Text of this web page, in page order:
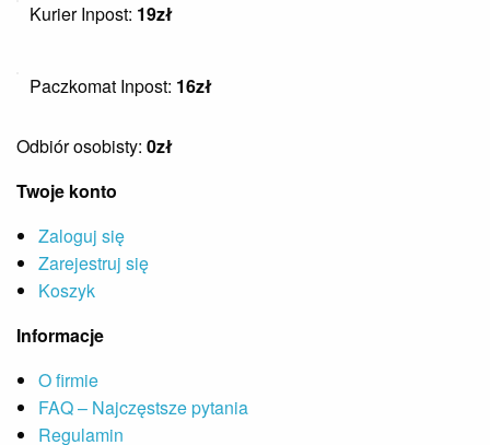
Kurier Inpost: 19zł
Paczkomat Inpost: 16zł
Odbiór osobisty: 0zł
Twoje konto
Zaloguj się
Zarejestruj się
Koszyk
Informacje
O firmie
FAQ – Najczęstsze pytania
Regulamin